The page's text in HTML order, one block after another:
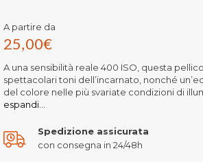
A partire da
25,00€
A una sensibilità reale 400 ISO, questa
spettacolari toni dell’incarnato, nonché
del colore nelle più svariate condizioni di
espandi...
Spedizione assicurata
con consegna in 24/48h